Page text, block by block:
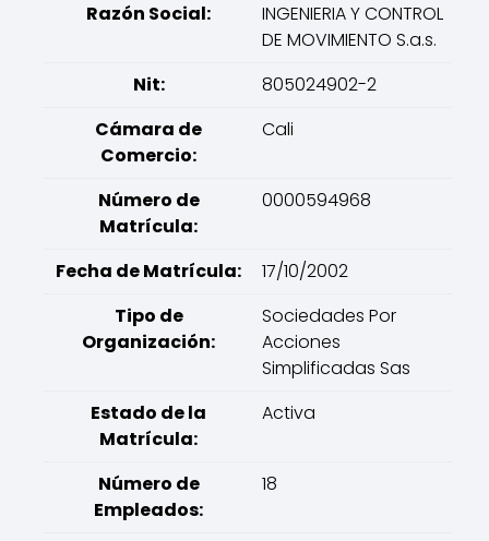
Razón Social:
INGENIERIA Y CONTROL
DE MOVIMIENTO S.a.s.
Nit:
805024902-2
Cámara de
Comercio:
Cali
Número de
Matrícula:
0000594968
Fecha de Matrícula:
17/10/2002
Tipo de
Organización:
Sociedades Por
Acciones
Simplificadas Sas
Estado de la
Matrícula:
Activa
Número de
Empleados:
18